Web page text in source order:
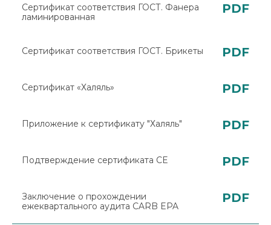
Сертификат соответствия ГОСТ. Фанера
ламинированная
PDF
Сертификат соответствия ГОСТ. Брикеты PDF
Сертификат «Халяль» PDF
Приложение к сертификату "Халяль" PDF
Подтверждение сертификата CE PDF
Заключение о прохождении
ежеквартального аудита CARB EPA
PDF